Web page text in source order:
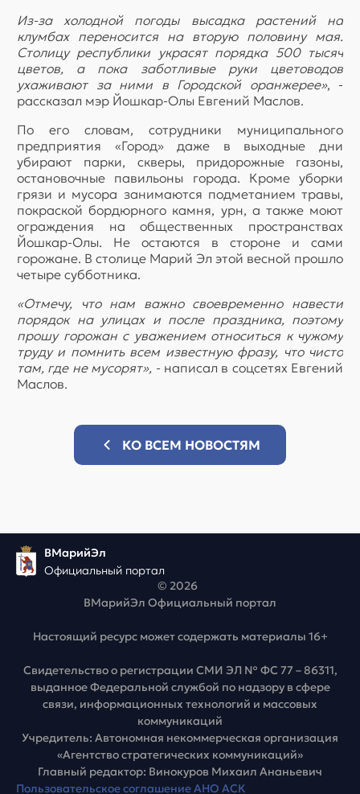
Из-за холодной погоды высадка растений на
клумбах переносится на вторую половину мая.
Столицу республики украсят порядка 500 тысяч
цветов, а пока заботливые руки цветоводов
ухаживают за ними в Городской оранжерее», -
рассказал мэр Йошкар-Олы Евгений Маслов.
По его словам, сотрудники муниципального
предприятия «Город» даже в выходные дни
убирают парки, скверы, придорожные газоны,
остановочные павильоны города. Кроме уборки
грязи и мусора занимаются подметанием травы,
покраской бордюрного камня, урн, а также моют
ограждения на общественных пространствах
Йошкар-Олы. Не остаются в стороне и сами
горожане. В столице Марий Эл этой весной прошло
четыре субботника.
«Отмечу, что нам важно своевременно навести
порядок на улицах и после праздника, поэтому
прошу горожан с уважением относиться к чужому
труду и помнить всем известную фразу, что чисто
там, где не мусорят», - написал в соцсетях Евгений
Маслов.
КО ВСЕМ НОВОСТЯМ
ВМарийЭл
Официальный портал
© 2026
ВМарийЭл Официальный портал
Настоящий ресурс может содержать материалы 16+
Свидетельство о регистрации СМИ ЭЛ № ФС 77 – 86311,
выданное Федеральной службой по надзору в сфере
связи, информационных технологий и массовых
коммуникаций
Учредитель: Автономная некоммерческая организация
«Агентство стратегических коммуникаций»
Главный редактор: Винокуров Михаил Ананьевич
Пользовательское соглашение АНО АСК